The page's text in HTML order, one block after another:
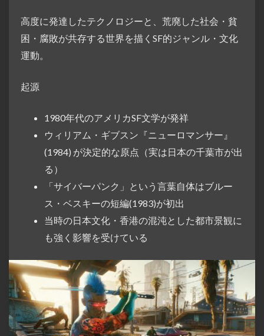
高度に発達したテクノロジーと、荒廃した社会・貧
困・腐敗が共存する世界を描くSF的ジャンル・文化
運動。
起源
1980年代のアメリカSF文学が発祥
ウィリアム・ギブスン『ニューロマンサー』
(1984) が決定的な原点（実は日本の千葉市が出
る）
「サイバーパンク」という言葉自体はブルー
ス・ベスキーの短編(1983)が初出
当時の日本文化・香港の混沌とした都市景観に
も強く影響を受けている